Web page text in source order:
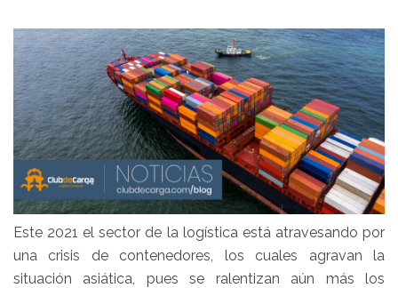
Este 2021 el sector de la logística está atravesando por
una crisis de contenedores, los cuales agravan la
situación asiática, pues se ralentizan aún más los